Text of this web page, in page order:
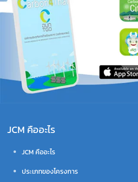
JCM คืออะไร
JCM คืออะไร
ประเภทของโครงการ